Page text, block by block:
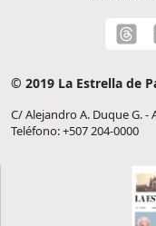
© 2019 La Estrella de
C/ Alejandro A. Duque G. -
Teléfono: +507 204-0000